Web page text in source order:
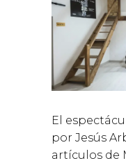
El
por Jesús
artículos de